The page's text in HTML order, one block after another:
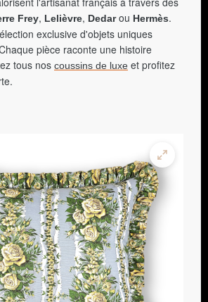
Frey, Lelièvre, Dedarou Hermès.
exclusive d'objets uniques
pièce raconte une histoire
tous nos coussins de luxe et profitez